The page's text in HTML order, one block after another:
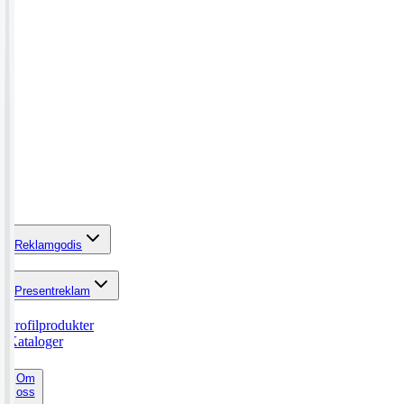
Reklamgodis
Presentreklam
Profilprodukter
Kataloger
Om
oss